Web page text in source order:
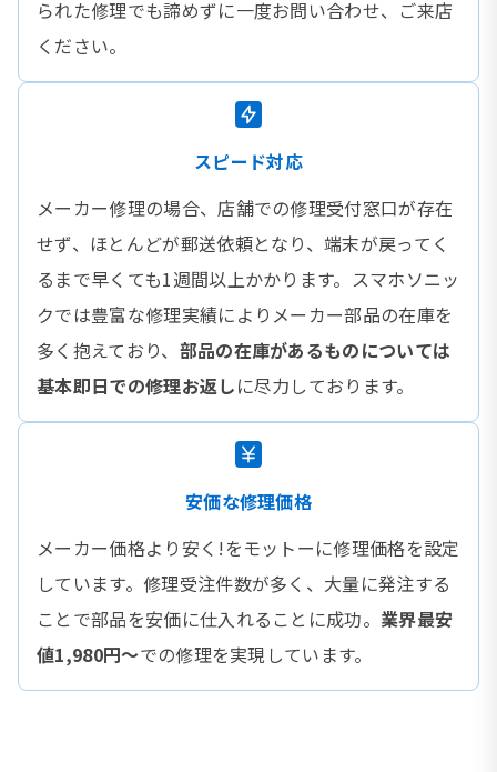
られた修理でも諦めずに一度お問い合わせ、ご来店
ください。
スピード対応
メーカー修理の場合、店舗での修理受付窓口が存在
せず、ほとんどが郵送依頼となり、端末が戻ってく
るまで早くても1週間以上かかります。スマホソニッ
クでは豊富な修理実績によりメーカー部品の在庫を
多く抱えており、 部品の在庫があるものについては
基本即日での修理お返しに尽力しております。
安価な修理価格
メーカー価格より安く!をモットーに修理価格を設定
しています。修理受注件数が多く、大量に発注する
ことで部品を安価に仕入れることに成功。 業界最安
値1,980円〜での修理を実現しています。